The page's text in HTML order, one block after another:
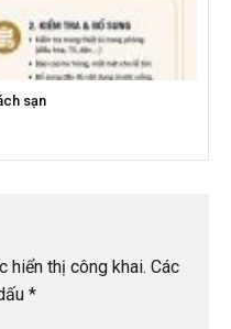
sạn
hiển thị công khai. Các
*